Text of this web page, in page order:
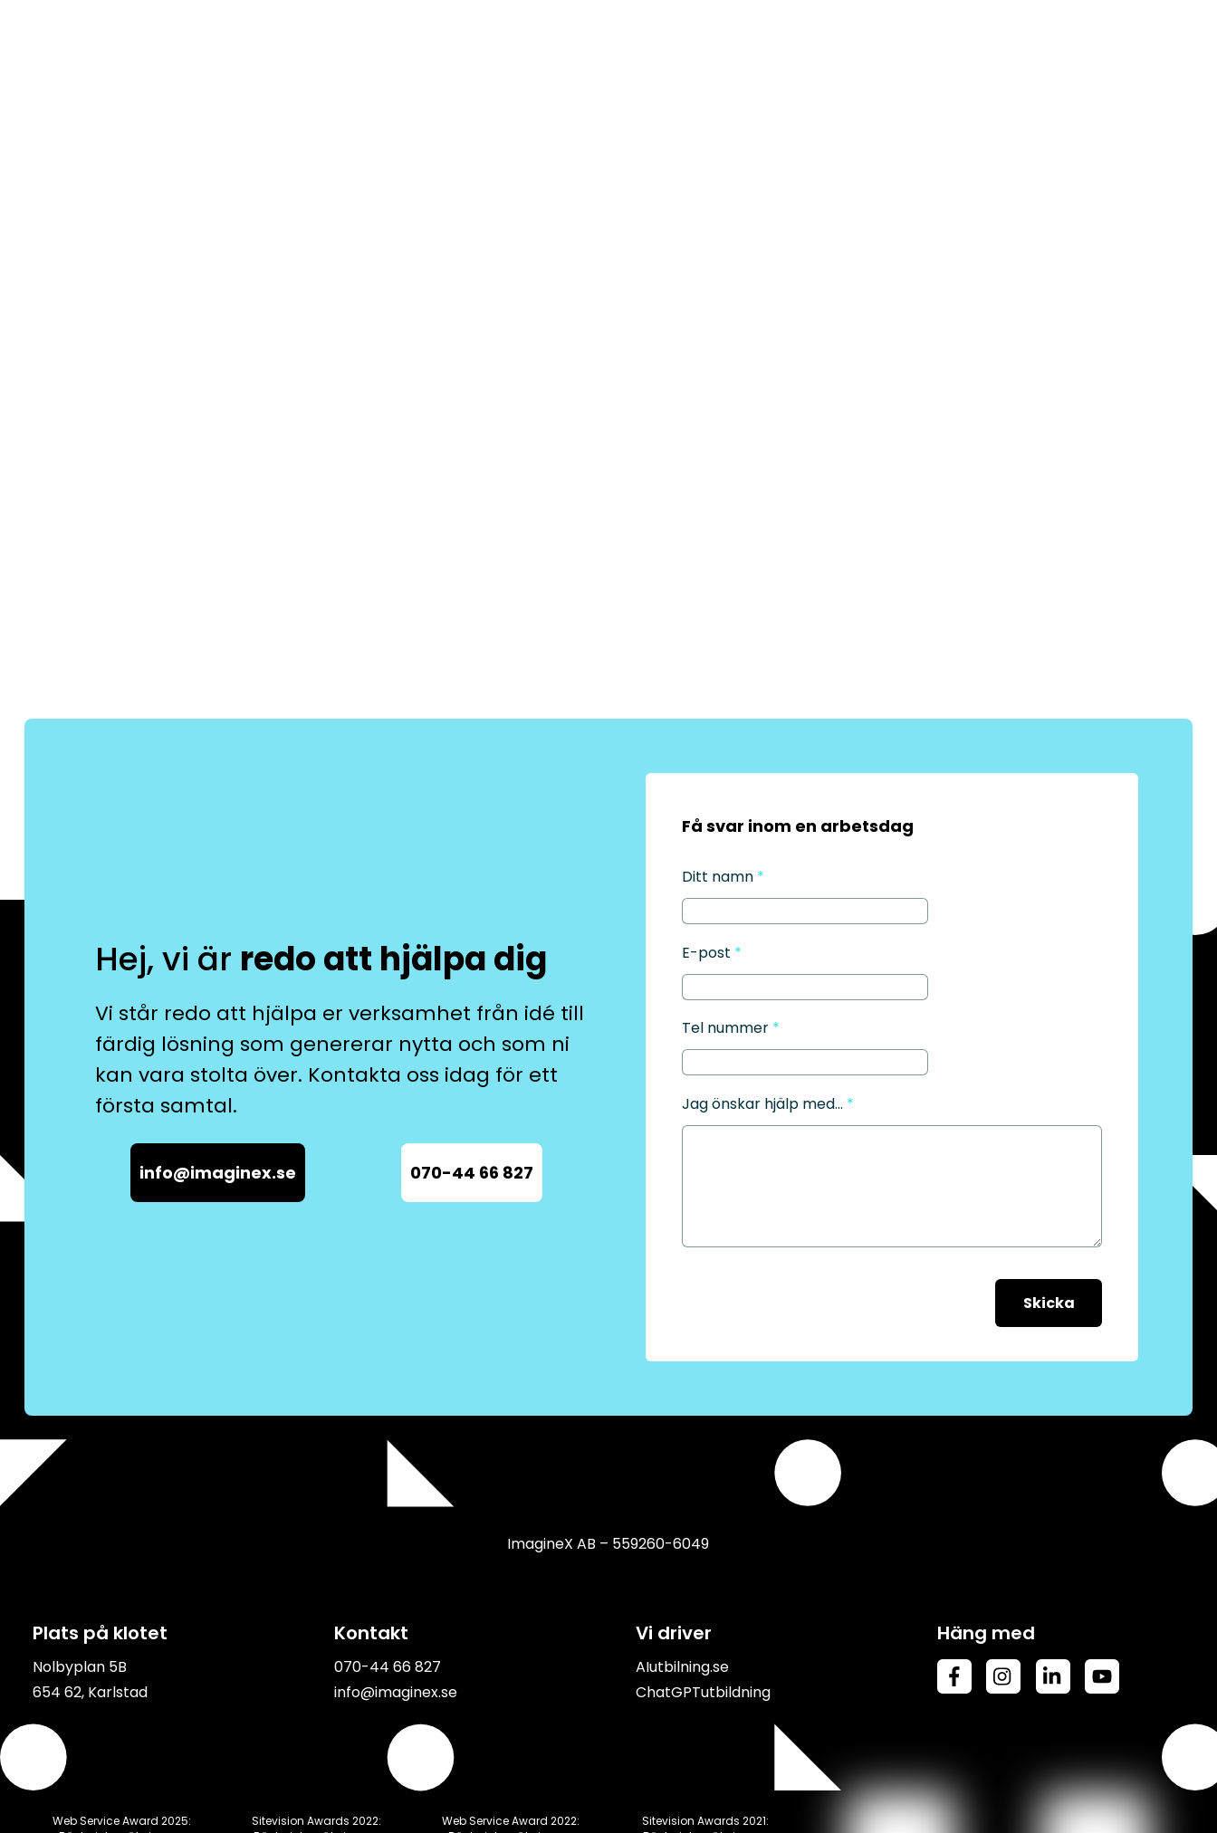
Hej, vi är redo att hjälpa dig
Vi står redo att hjälpa er verksamhet från idé till
färdig lösning som genererar nytta och som ni
kan vara stolta över. Kontakta oss idag för ett
första samtal.
info@imaginex.se 070-44 66 827
Få svar inom en arbetsdag
Ditt namn *
E-post *
Tel nummer *
Jag önskar hjälp med... *
Skicka
ImagineX AB – 559260-6049
Plats på klotet
Nolbyplan 5B
654 62, Karlstad
Kontakt
070-44 66 827
info@imaginex.se
Vi driver
AIutbilning.se
ChatGPTutbildning
Häng med
Web Service Award 2025:
Sitevision Awards 2022:
Web Service Award 2022:
Sitevision Awards 2021: